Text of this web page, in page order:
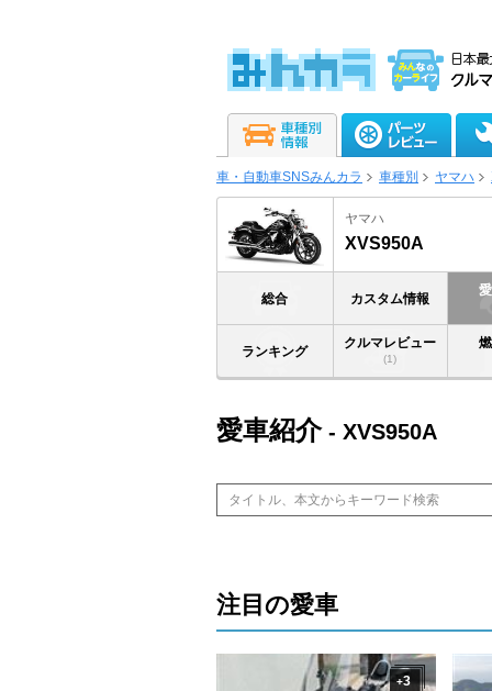
車・自動車SNSみんカラ 車種別 ヤマハ
ヤマハ
XVS950A
総合 カスタム情報
ランキング
クルマレビュー
(1)
愛車紹介- XVS950A
注目の愛車
+3